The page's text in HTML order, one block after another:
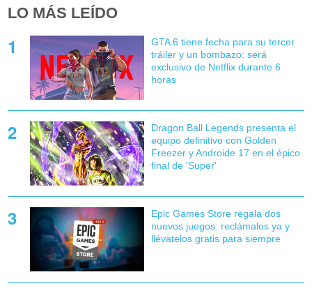
LO MÁS LEÍDO
GTA 6 tiene fecha para su tercer
tráiler y un bombazo: será
exclusivo de Netflix durante 6
horas
Dragon Ball Legends presenta el
equipo definitivo con Golden
Freezer y Androide 17 en el épico
final de 'Super'
Epic Games Store regala dos
nuevos juegos: reclámalos ya y
llévatelos gratis para siempre